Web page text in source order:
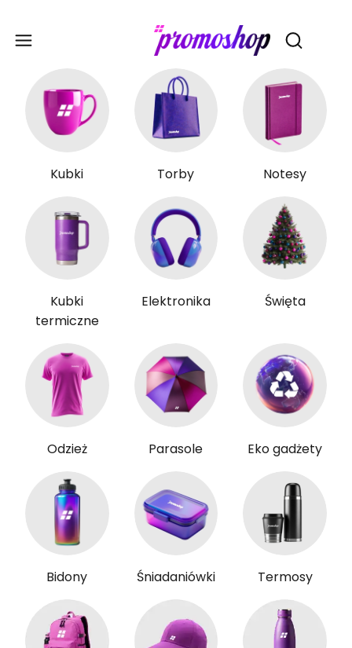
Otwórz
Kubki Torby Notesy
Kubki
termiczne
Elektronika Święta
Odzież Parasole Eko gadżety
Bidony Śniadaniówki Termosy